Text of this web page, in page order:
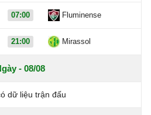
07:00 Fluminense
21:00 Mirassol
- 08/08
dữ liệu trận đấu